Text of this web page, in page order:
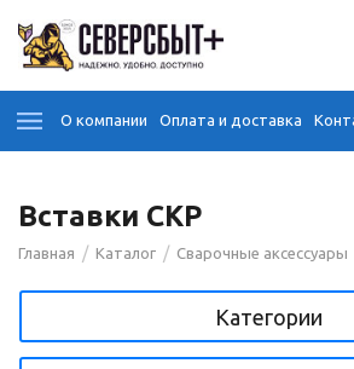
О компании Оплата и доставка
Вставки СКР
Главная / Каталог / Сварочные аксессуары
Категории